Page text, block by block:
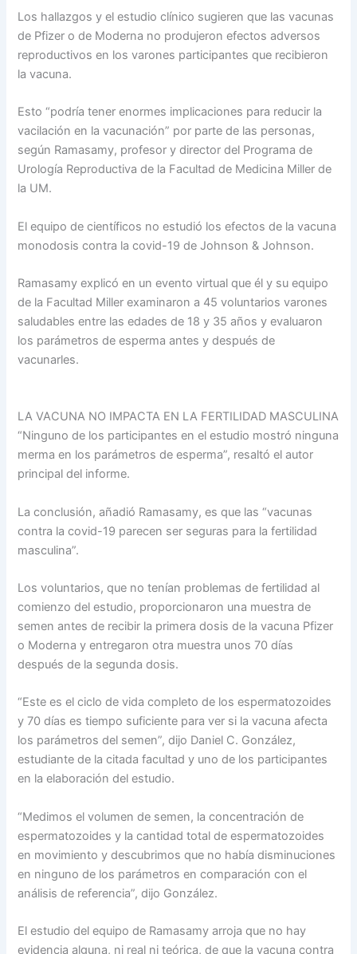
Los hallazgos y el estudio clínico sugieren que las vacunas
de Pfizer o de Moderna no produjeron efectos adversos
reproductivos en los varones participantes que recibieron
la vacuna.
Esto “podría tener enormes implicaciones para reducir la
vacilación en la vacunación” por parte de las personas,
según Ramasamy, profesor y director del Programa de
Urología Reproductiva de la Facultad de Medicina Miller de
la UM.
El equipo de científicos no estudió los efectos de la vacuna
monodosis contra la covid-19 de Johnson & Johnson.
Ramasamy explicó en un evento virtual que él y su equipo
de la Facultad Miller examinaron a 45 voluntarios varones
saludables entre las edades de 18 y 35 años y evaluaron
los parámetros de esperma antes y después de
vacunarles.
LA VACUNA NO IMPACTA EN LA FERTILIDAD MASCULINA
“Ninguno de los participantes en el estudio mostró ninguna
merma en los parámetros de esperma”, resaltó el autor
principal del informe.
La conclusión, añadió Ramasamy, es que las “vacunas
contra la covid-19 parecen ser seguras para la fertilidad
masculina”.
Los voluntarios, que no tenían problemas de fertilidad al
comienzo del estudio, proporcionaron una muestra de
semen antes de recibir la primera dosis de la vacuna Pfizer
o Moderna y entregaron otra muestra unos 70 días
después de la segunda dosis.
“Este es el ciclo de vida completo de los espermatozoides
y 70 días es tiempo suficiente para ver si la vacuna afecta
los parámetros del semen”, dijo Daniel C. González,
estudiante de la citada facultad y uno de los participantes
en la elaboración del estudio.
“Medimos el volumen de semen, la concentración de
espermatozoides y la cantidad total de espermatozoides
en movimiento y descubrimos que no había disminuciones
en ninguno de los parámetros en comparación con el
análisis de referencia”, dijo González.
El estudio del equipo de Ramasamy arroja que no hay
evidencia alguna, ni real ni teórica, de que la vacuna contra